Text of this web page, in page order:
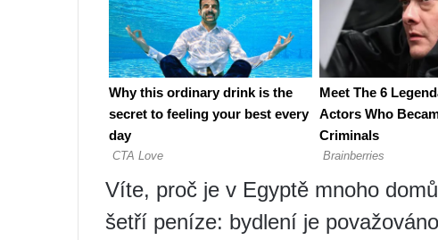
Víte, proč je v Egyptě mnoho
šetří peníze: bydlení je